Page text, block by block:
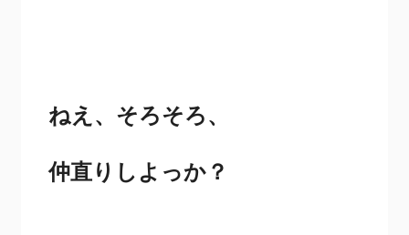
ねえ、そろそろ、
仲直りしよっか？